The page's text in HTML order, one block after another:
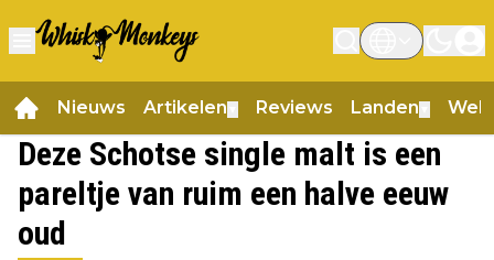
Nieuws Artikelen Reviews Landen
Deze Schotse single malt is een
pareltje van ruim een halve eeuw
oud